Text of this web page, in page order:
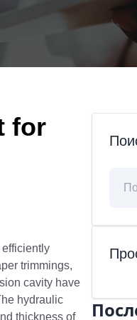
for
trimmings,
cavity have
hydraulic
thickness of